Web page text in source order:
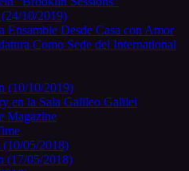
10/2019)
Ensamble Desde Casa con Amor
Como Sede del International
(10/10/2019)
en la Sala Galileo Galilei
Magazine
(10/05/2018)
(17/05/2018)